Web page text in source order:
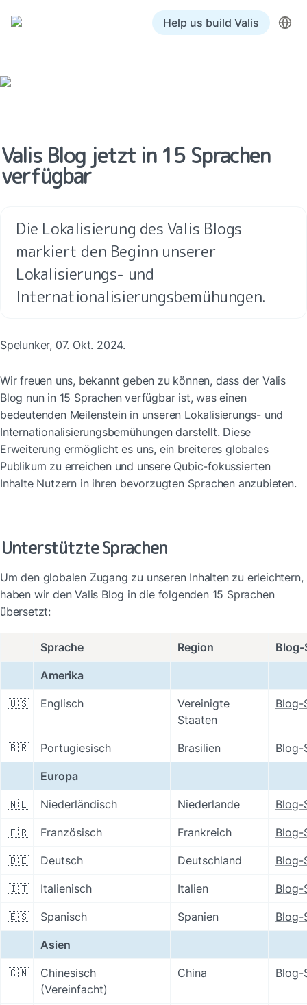
Help us build Valis
Valis Blog jetzt in 15 Sprachen
verfügbar
Die Lokalisierung des Valis Blogs
markiert den Beginn unserer
Lokalisierungs- und
Internationalisierungsbemühungen.
Spelunker, 07. Okt. 2024.
Wir freuen uns, bekannt geben zu können, dass der Valis
Blog nun in 15 Sprachen verfügbar ist, was einen
bedeutenden Meilenstein in unseren Lokalisierungs- und
Internationalisierungsbemühungen darstellt. Diese
Erweiterung ermöglicht es uns, ein breiteres globales
Publikum zu erreichen und unsere Qubic-fokussierten
Inhalte Nutzern in ihren bevorzugten Sprachen anzubieten.
Unterstützte Sprachen
Um den globalen Zugang zu unseren Inhalten zu erleichtern,
haben wir den Valis Blog in die folgenden 15 Sprachen
übersetzt:
Sprache Region Blog-
Amerika
🇺🇸 Englisch
Vereinigte
Staaten
Blog-
🇧🇷 Portugiesisch Brasilien Blog-
Europa
🇳🇱 Niederländisch Niederlande Blog-
🇫🇷 Französisch Frankreich Blog-
🇩🇪 Deutsch Deutschland Blog-
🇮🇹 Italienisch Italien Blog-
🇪🇸 Spanisch Spanien Blog-
Asien
🇨🇳
Chinesisch
(Vereinfacht)
China Blog-